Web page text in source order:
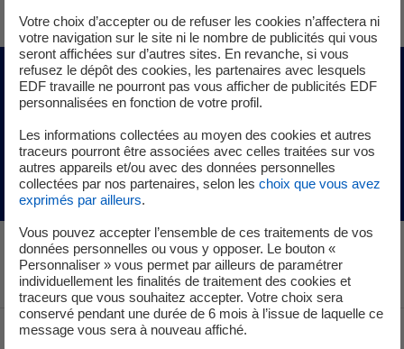
Pour aller plus loin
Découvrez les membres du comité exécutif
Voir le fil d'ariane
Votre choix d’accepter ou de refuser les cookies n’affectera ni
votre navigation sur le site ni le nombre de publicités qui vous
seront affichées sur d’autres sites. En revanche, si vous
refusez le dépôt des cookies, les partenaires avec lesquels
EDF travaille ne pourront pas vous afficher de publicités EDF
personnalisées en fonction de votre profil.
Les informations collectées au moyen des cookies et autres
traceurs pourront être associées avec celles traitées sur vos
autres appareils et/ou avec des données personnelles
collectées par nos partenaires, selon les choix que vous avez
exprimés par ailleurs.
Vous pouvez accepter l’ensemble de ces traitements de vos
données personnelles ou vous y opposer. Le bouton «
Personnaliser » vous permet par ailleurs de paramétrer
individuellement les finalités de traitement des cookies et
traceurs que vous souhaitez accepter. Votre choix sera
conservé pendant une durée de 6 mois à l’issue de laquelle ce
message vous sera à nouveau affiché.